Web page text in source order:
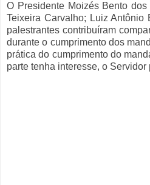
O Presidente Moizés Bento
Teixeira Carvalho; Luiz
palestrantes contribuíram
durante o cumprimento dos
prática do cumprimento do
parte tenha interesse, o